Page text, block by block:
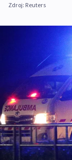
Zdroj: Reuters